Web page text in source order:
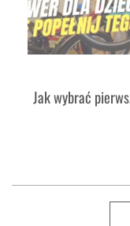
Jak wybrać